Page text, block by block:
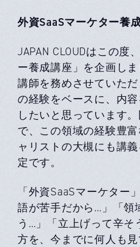
外資SaaSマーケター養
JAPAN CLOUDはこの度
ー養成講座」を企画しま
講師を務めさせていた
の経験をベースに、内
したいと思っています。
で、この領域の経験豊
ャリストの⼤槻にも講
定です。
「外資SaaSマーケター
語が苦⼿だから…」「領
う…」「⽴上げって⾟そ
⽅を、今までに何⼈も